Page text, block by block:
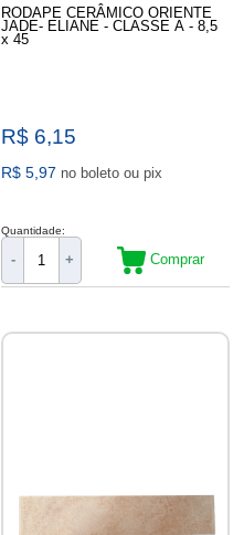
RODAPE CERÂMICO ORIENTE
JADE- ELIANE - CLASSE A - 8,5
x 45
R$ 6,15
R$ 5,97 no boleto ou pix
Quantidade:
- + Comprar